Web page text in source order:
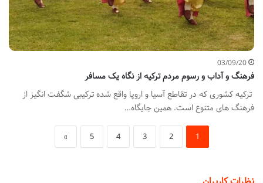
03/09/20
فرهنگ و آداب و رسوم مردم ترکیه از نگاه یک مسافر
ترکیه کشوری که در تقاطع آسیا و اروپا واقع شده ترکیبی شگفت انگیز از
فرهنگ های متنوع است. همین جایگاه…
1
2
3
4
5
»